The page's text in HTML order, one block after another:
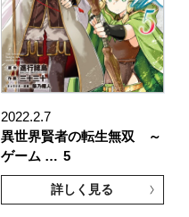
2022.2.7
異世界賢者の転生無双 ～
ゲーム … 5
詳しく見る